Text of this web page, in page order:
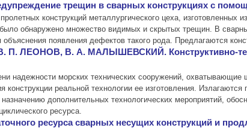
трещин в сварных конструкциях с
конструкций металлургического цеха,
обнаружено множество видимых и скрытых трещин. В
появления дефектов такого рода. Предлагаются
ЛЕОНОВ, В. А. МАЛЫШЕВСКИЙ. Конструктивно-
надежности морских технических сооружений, охватывающие
конструкции реальной технологии ее изготовления.
дополнительных технологических мероприятий,
ресурса.
ресурса сварных несущих конструкций и